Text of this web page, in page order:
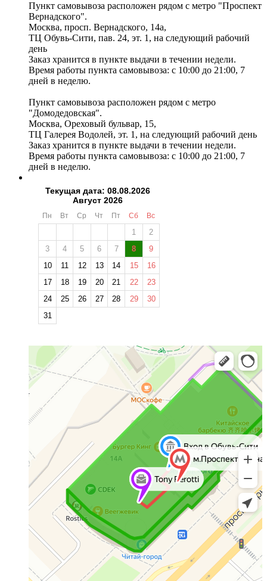
Пункт самовывоза расположен рядом с метро "Проспект
Вернадского".
Москва, просп. Вернадского, 14а,
ТЦ Обувь-Сити, пав. 24, эт. 1, на следующий рабочий
день
Заказ хранится в пункте выдачи в течении недели.
Время работы пункта самовывоза: с 10:00 до 21:00, 7
дней в неделю.
Пункт самовывоза расположен рядом с метро
"Домодедовская".
Москва, Ореховый бульвар, 15,
ТЦ Галерея Водолей, эт. 1, на следующий рабочий день
Заказ хранится в пункте выдачи в течении недели.
Время работы пункта самовывоза: с 10:00 до 21:00, 7
дней в неделю.
Текущая дата: 08.08.2026
Август 2026
Пн Вт Ср Чт Пт Сб Вс
1
2
3
4 5 6 7 8
9
10
11 12 13 14 15
16
17
18 19 20 21 22
23
24
25 26 27 28 29
30
31